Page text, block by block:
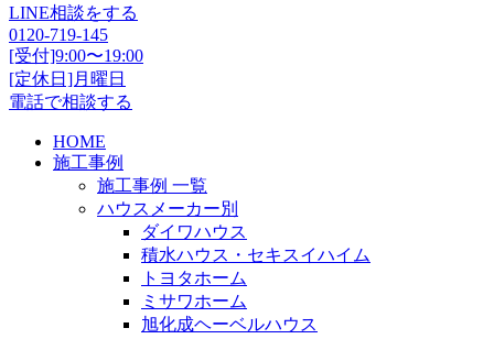
LINE相談をする
0120-719-145
[受付]9:00〜19:00
[定休日]月曜日
電話で相談する
HOME
施工事例
施工事例 一覧
ハウスメーカー別
ダイワハウス
積水ハウス・セキスイハイム
トヨタホーム
ミサワホーム
旭化成ヘーベルハウス